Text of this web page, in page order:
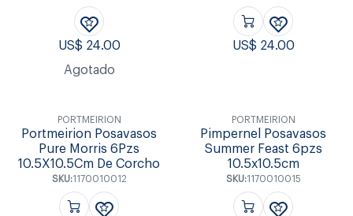
US$ 24.00
Agotado
US$ 24.00
PORTMEIRION
Portmeirion Posavasos
Pure Morris 6Pzs
10.5X10.5Cm De Corcho
SKU:1170010012
PORTMEIRION
Pimpernel Posavasos
Summer Feast 6pzs
10.5x10.5cm
SKU:1170010015